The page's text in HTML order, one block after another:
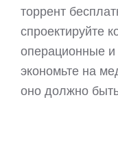
торрент
спроектируйте
операционные
экономьте на
оно должно